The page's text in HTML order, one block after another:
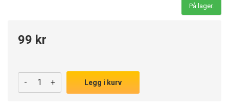
På lager.
99 kr
- + Legg i kurv